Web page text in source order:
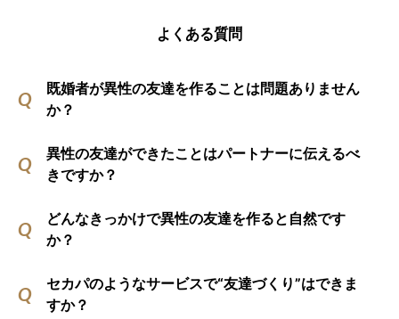
よくある質問
既婚者が異性の友達を作ることは問題ありません
か？
異性の友達ができたことはパートナーに伝えるべ
きですか？
どんなきっかけで異性の友達を作ると自然です
か？
セカパのようなサービスで“友達づくり”はできま
すか？